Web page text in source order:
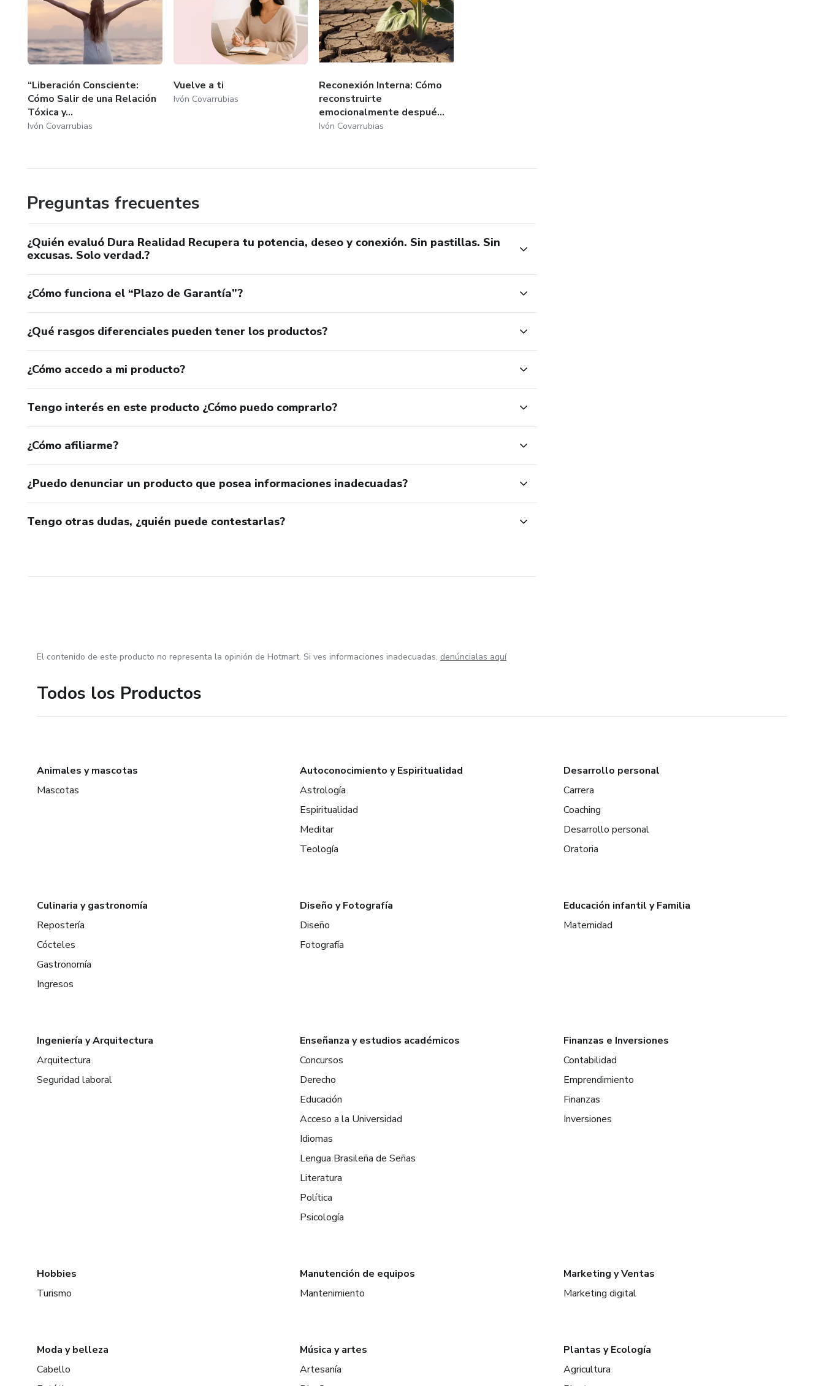
“Liberación Consciente:
Cómo Salir de una Relación
Tóxica y...
Ivón Covarrubias
Vuelve a ti
Ivón Covarrubias
Reconexión Interna: Cómo
reconstruirte
emocionalmente despué...
Ivón Covarrubias
Preguntas frecuentes
¿Quién evaluó Dura Realidad Recupera tu potencia, deseo y conexión. Sin pastillas. Sin
excusas. Solo verdad.?
¿Cómo funciona el “Plazo de Garantía”?
¿Qué rasgos diferenciales pueden tener los productos?
¿Cómo accedo a mi producto?
Tengo interés en este producto ¿Cómo puedo comprarlo?
¿Cómo afiliarme?
¿Puedo denunciar un producto que posea informaciones inadecuadas?
Tengo otras dudas, ¿quién puede contestarlas?
El contenido de este producto no representa la opinión de Hotmart. Si ves informaciones inadecuadas, denúncialas aquí
Todos los Productos
Animales y mascotas
Mascotas
Autoconocimiento y Espiritualidad
Astrología
Espiritualidad
Meditar
Teología
Desarrollo personal
Carrera
Coaching
Desarrollo personal
Oratoria
Culinaria y gastronomía
Repostería
Cócteles
Gastronomía
Ingresos
Diseño y Fotografía
Diseño
Fotografía
Educación infantil y Familia
Maternidad
Ingeniería y Arquitectura
Arquitectura
Seguridad laboral
Enseñanza y estudios académicos
Concursos
Derecho
Educación
Acceso a la Universidad
Idiomas
Lengua Brasileña de Señas
Literatura
Política
Psicología
Finanzas e Inversiones
Contabilidad
Emprendimiento
Finanzas
Inversiones
Hobbies
Turismo
Manutención de equipos
Mantenimiento
Marketing y Ventas
Marketing digital
Moda y belleza
Cabello
Música y artes
Artesanía
Plantas y Ecología
Agricultura